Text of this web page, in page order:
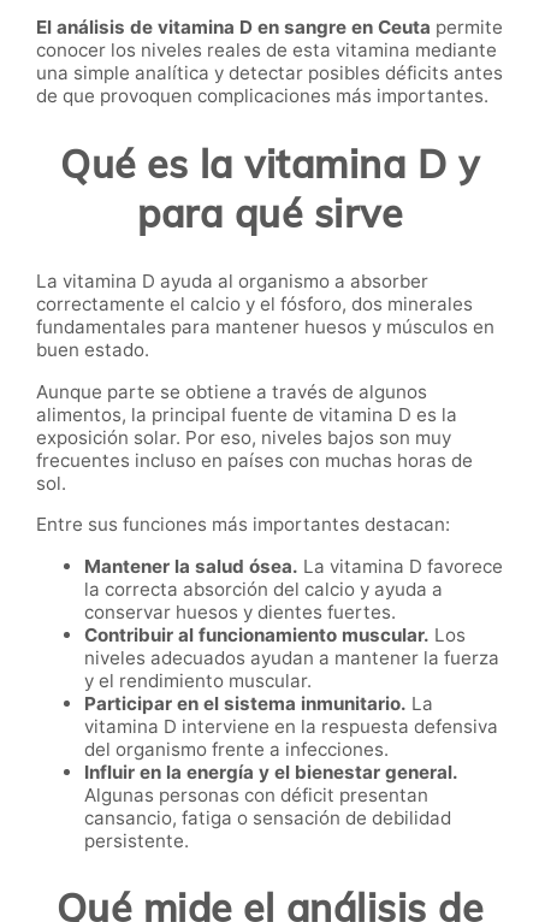
El análisis de vitamina D en sangre en Ceuta permite
conocer los niveles reales de esta vitamina mediante
una simple analítica y detectar posibles déficits antes
de que provoquen complicaciones más importantes.
Qué es la vitamina D y
para qué sirve
La vitamina D ayuda al organismo a absorber
correctamente el calcio y el fósforo, dos minerales
fundamentales para mantener huesos y músculos en
buen estado.
Aunque parte se obtiene a través de algunos
alimentos, la principal fuente de vitamina D es la
exposición solar. Por eso, niveles bajos son muy
frecuentes incluso en países con muchas horas de
sol.
Entre sus funciones más importantes destacan:
Mantener la salud ósea. La vitamina D favorece
la correcta absorción del calcio y ayuda a
conservar huesos y dientes fuertes.
Contribuir al funcionamiento muscular. Los
niveles adecuados ayudan a mantener la fuerza
y el rendimiento muscular.
Participar en el sistema inmunitario. La
vitamina D interviene en la respuesta defensiva
del organismo frente a infecciones.
Influir en la energía y el bienestar general.
Algunas personas con déficit presentan
cansancio, fatiga o sensación de debilidad
persistente.
Qué mide el análisis de